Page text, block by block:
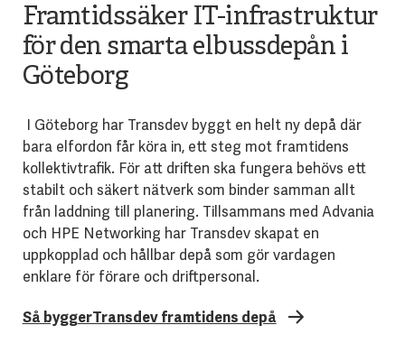
Framtidssäker IT-infrastruktur
för den smarta elbussdepån i
Göteborg
I Göteborg har Transdev byggt en helt ny depå där
bara elfordon får köra in, ett steg mot framtidens
kollektivtrafik. För att driften ska fungera behövs ett
stabilt och säkert nätverk som binder samman allt
från laddning till planering. Tillsammans med Advania
och HPE Networking har Transdev skapat en
uppkopplad och hållbar depå som gör vardagen
enklare för förare och driftpersonal.
Så byggerTransdev framtidens depå